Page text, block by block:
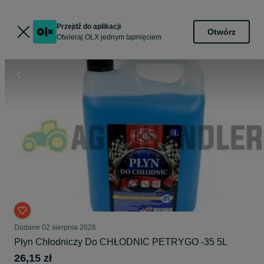
Przejdź do aplikacji
Otwieraj OLX jednym tapnięciem
Otwórz
Dodane 02 sierpnia 2026
Płyn Chłodniczy Do CHŁODNIC PETRYGO -35 5L
26,15 zł